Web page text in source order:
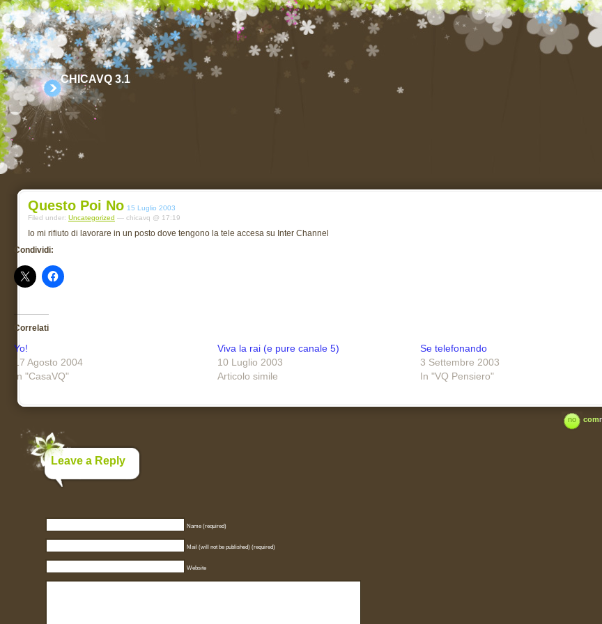
CHICAVQ 3.1
Questo Poi No 15 Luglio 2003
Filed under: Uncategorized — chicavq @ 17:19
Io mi rifiuto di lavorare in un posto dove tengono la tele accesa su Inter Channel
Condividi:
Correlati
Yo!
17 Agosto 2004
In "CasaVQ"
Viva la rai (e pure canale 5)
10 Luglio 2003
Articolo simile
Se telefonando
3 Settembre 2003
In "VQ Pensiero"
no com
Leave a Reply
Name (required)
Mail (will not be published) (required)
Website